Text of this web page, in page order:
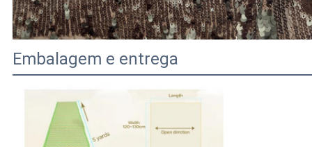
Embalagem e entrega